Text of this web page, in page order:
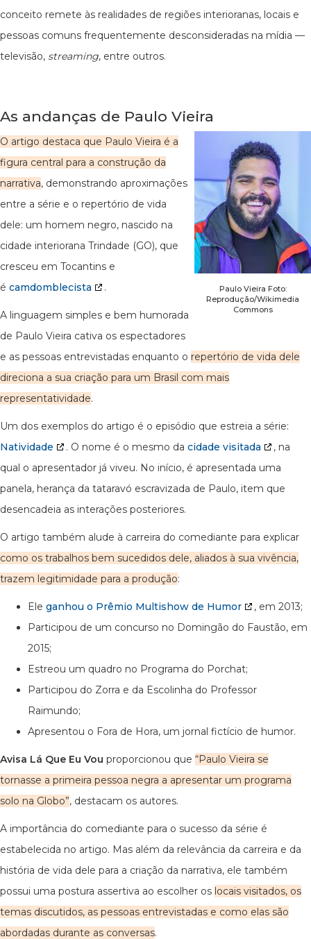
conceito remete às realidades de regiões interioranas, locais e
pessoas comuns frequentemente desconsideradas na mídia —
televisão, streaming, entre outros.
As andanças de Paulo Vieira
Paulo Vieira Foto:
Reprodução/Wikimedia
Commons
O artigo destaca que Paulo Vieira é a
figura central para a construção da
narrativa, demonstrando aproximações
entre a série e o repertório de vida
dele: um homem negro, nascido na
cidade interiorana Trindade (GO), que
cresceu em Tocantins e
é camdomblecista .
A linguagem simples e bem humorada
de Paulo Vieira cativa os espectadores
e as pessoas entrevistadas enquanto o repertório de vida dele
direciona a sua criação para um Brasil com mais
representatividade.
Um dos exemplos do artigo é o episódio que estreia a série:
Natividade
. O nome é o mesmo da cidade visitada
, na
qual o apresentador já viveu. No início, é apresentada uma
panela, herança da tataravó escravizada de Paulo, item que
desencadeia as interações posteriores.
O artigo também alude à carreira do comediante para explicar
como os trabalhos bem sucedidos dele, aliados à sua vivência,
trazem legitimidade para a produção:
Ele ganhou o Prêmio Multishow de Humor
, em 2013;
Participou de um concurso no Domingão do Faustão, em
2015;
Estreou um quadro no Programa do Porchat;
Participou do Zorra e da Escolinha do Professor
Raimundo;
Apresentou o Fora de Hora, um jornal fictício de humor.
Avisa Lá Que Eu Vou proporcionou que “Paulo Vieira se
tornasse a primeira pessoa negra a apresentar um programa
solo na Globo”, destacam os autores.
A importância do comediante para o sucesso da série é
estabelecida no artigo. Mas além da relevância da carreira e da
história de vida dele para a criação da narrativa, ele também
possui uma postura assertiva ao escolher os locais visitados, os
temas discutidos, as pessoas entrevistadas e como elas são
abordadas durante as conversas.